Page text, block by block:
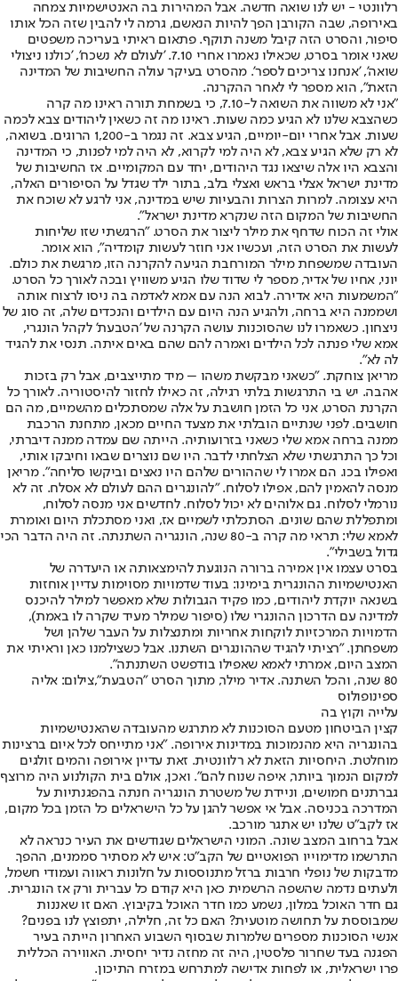
רלוונטי - יש לנו שואה חדשה. אבל המהירות בה האנטישמיות צמחה
באירופה, שבה הקורבן הפך להיות הנאשם, גרמה לי להבין שזה הכל אותו
סיפור, והסרט הזה קיבל משנה תוקף. פתאום ראיתי בעריכה משפטים
שאני אומר בסרט, שכאילו נאמרו אחרי 7.10. 'לעולם לא נשכח', 'כולנו ניצולי
שואה', 'אנחנו צריכים לספר'. מהסרט בעיקר עולה החשיבות של המדינה
הזאת", הוא מספר לי לאחר ההקרנה.
"אני לא משווה את השואה ל-7.10, כי בשמחת תורה ראינו מה קרה
כשהצבא שלנו לא הגיע כמה שעות. ראינו מה זה כשאין ליהודים צבא לכמה
שעות. אבל אחרי יום-יומיים, הגיע צבא. זה נגמר ב-1,200 הרוגים. בשואה,
לא רק שלא הגיע צבא, לא היה למי לקרוא, לא היה למי לפנות, כי המדינה
והצבא היו אלה שיצאו נגד היהודים, יחד עם המקומיים. אז החשיבות של
מדינת ישראל אצלי בראש ואצלי בלב, בתור ילד שגדל על הסיפורים האלה,
היא עצומה. למרות הצרות והבעיות שיש במדינה, אני לרגע לא שוכח את
החשיבות של המקום הזה שנקרא מדינת ישראל".
אולי זה הכוח שדחף את מילר ליצור את הסרט. "הרגשתי שזו שליחות
לעשות את הסרט הזה, ועכשיו אני חוזר לעשות קומדיה", הוא אומר.
העובדה שמשפחת מילר המורחבת הגיעה להקרנה הזו, מרגשת את כולם.
יוני, אחיו של אדיר, מספר לי שדוד שלו הגיע משוויץ ובכה לאורך כל הסרט.
"המשמעות היא אדירה. לבוא הנה עם אמא לאדמה בה ניסו לרצוח אותה
ושממנה היא ברחה, ולהגיע הנה היום עם הילדים והנכדים שלה, זה סוג של
ניצחון. כשאמרו לנו שהסוכנות עושה הקרנה של 'הטבעת' לקהל הונגרי,
אמא שלי פנתה לכל הילדים ואמרה להם שהם באים איתה. תנסי את להגיד
לה לא".
מריאן צוחקת. "כשאני מבקשת משהו – מיד מתייצבים, אבל רק בזכות
אהבה. יש בי התרגשות בלתי רגילה, זה כאילו לחזור להיסטוריה. לאורך כל
הקרנת הסרט, אני כל הזמן חושבת על אלה שמסתכלים מהשמיים, מה הם
חושבים. לפני שנתיים הובלתי את מצעד החיים מכאן, מתחנת הרכבת
ממנה ברחה אמא שלי כשאני בזרועותיה. הייתה שם עמדה ממנה דיברתי,
וכל כך התרגשתי שלא הצלחתי לדבר. היו שם נוצרים שבאו וחיבקו אותי,
ואפילו בכו. הם אמרו לי שההורים שלהם היו נאצים וביקשו סליחה". מריאן
מנסה להאמין להם, אפילו לסלוח. "להונגרים ההם לעולם לא אסלח. זה לא
נורמלי לסלוח. גם אלוהים לא יכול לסלוח. לחדשים אני מנסה לסלוח,
ומתפללת שהם שונים. הסתכלתי לשמיים אז, ואני מסתכלת היום ואומרת
לאמא שלי: תראי מה קרה ב-80 שנה, הונגריה השתנתה. זה היה הדבר הכי
גדול בשבילי".
בסרט עצמו אין אמירה ברורה הנוגעת להימצאותה או היעדרה של
האנטישמיות ההונגרית בימינו: בעוד שדמויות מסוימות עדיין אוחזות
בשנאה יוקדת ליהודים, כמו פקיד הגבולות שלא מאפשר למילר להיכנס
למדינה עם הדרכון ההונגרי שלו (סיפור שמילר מעיד שקרה לו באמת),
הדמויות המרכזיות לוקחות אחריות ומתנצלות על העבר שלהן ושל
משפחתן. "רציתי להגיד שההונגרים השתנו. אבל כשצילמנו כאן וראיתי את
המצב היום, אמרתי לאמא שאפילו בודפשט השתנתה".
80 שנה, והכל השתנה. אדיר מילר, מתוך הסרט "הטבעת",צילום: אליה
ספינופולוס
עלייה וקוץ בה
קצין הביטחון מטעם הסוכנות לא מתרגש מהעובדה שהאנטישמיות
בהונגריה היא מהנמוכות במדינות אירופה. "אני מתייחס לכל איום ברצינות
מוחלטת. היחסיות הזאת לא רלוונטית. זאת עדיין אירופה והמים זולגים
למקום הנמוך ביותר, איפה שנוח להם". ואכן, אולם בית הקולנוע היה מרוצף
גברתנים חמושים, וניידת של משטרת הונגריה חנתה בהפגנתיות על
המדרכה בכניסה. אבל אי אפשר להגן על כל הישראלים כל הזמן בכל מקום,
אז לקב"ט שלנו יש אתגר מורכב.
אבל ברחוב המצב שונה. המוני הישראלים שגודשים את העיר כנראה לא
התרשמו מדימוייו הפואטיים של הקב"ט: איש לא מסתיר סממנים, ההפך.
מדבקות של נופלי חרבות ברזל מתנוססות על חלונות ראווה ועמודי חשמל,
ולעתים נדמה שהשפה הרשמית כאן היא קודם כל עברית ורק אז הונגרית.
גם חדר האוכל במלון, נשמע כמו חדר האוכל בקיבוץ. האם זו שאננות
שמבוססת על תחושה מוטעית? האם כל זה, חלילה, יתפוצץ לנו בפנים?
אנשי הסוכנות מספרים שלמרות שבסוף השבוע האחרון הייתה בעיר
הפגנה בעד שחרור פלסטין, היה זה מחזה נדיר יחסית. האווירה הכללית
פרו ישראלית, או לפחות אדישה למתרחש במזרח התיכון.